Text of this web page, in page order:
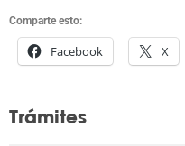
Comparte esto:
Facebook X
Trámites